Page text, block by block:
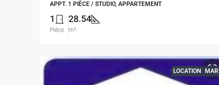
APPT. 1 PIÈCE / STUDIO, APPARTEMENT
1
Pièce
28.54
m²
LOCATION